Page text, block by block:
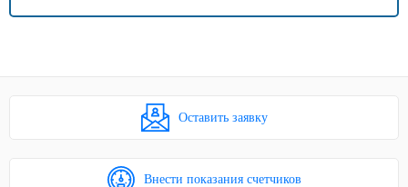
Оставить заявку
Внести показания счетчиков